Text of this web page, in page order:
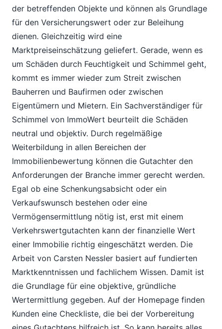
der betreffenden Objekte und können als Grundlage
für den Versicherungswert oder zur Beleihung
dienen. Gleichzeitig wird eine
Marktpreiseinschätzung geliefert. Gerade, wenn es
um Schäden durch Feuchtigkeit und Schimmel geht,
kommt es immer wieder zum Streit zwischen
Bauherren und Baufirmen oder zwischen
Eigentümern und Mietern. Ein Sachverständiger für
Schimmel von ImmoWert beurteilt die Schäden
neutral und objektiv. Durch regelmäßige
Weiterbildung in allen Bereichen der
Immobilienbewertung können die Gutachter den
Anforderungen der Branche immer gerecht werden.
Egal ob eine Schenkungsabsicht oder ein
Verkaufswunsch bestehen oder eine
Vermögensermittlung nötig ist, erst mit einem
Verkehrswertgutachten kann der finanzielle Wert
einer Immobilie richtig eingeschätzt werden. Die
Arbeit von Carsten Nessler basiert auf fundierten
Marktkenntnissen und fachlichem Wissen. Damit ist
die Grundlage für eine objektive, gründliche
Wertermittlung gegeben. Auf der Homepage finden
Kunden eine Checkliste, die bei der Vorbereitung